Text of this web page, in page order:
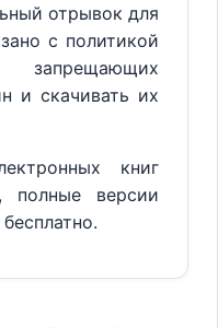
отрывок для
с политикой
запрещающих
и скачивать их
книг
полные версии